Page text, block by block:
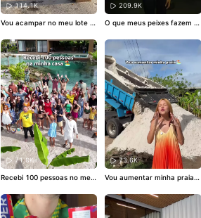
114.1K
Vou acampar no meu lote n
um novo cantinho preferido
da casaaaaa! To apaixonada
e já quero passar a noite nel
a hahaha ✨
209.9K
O que meus peixes fazem a
71.8K
Recebi 100 pessoas no meu
mente abri as portas da min
ha casa pra minha família e
amigos, sempre foi meu mai
73.6K
Vou aumentar minha praia
ue vamos construir no novo
loteee, o projeto já está sen
do feito mas ainda é segred